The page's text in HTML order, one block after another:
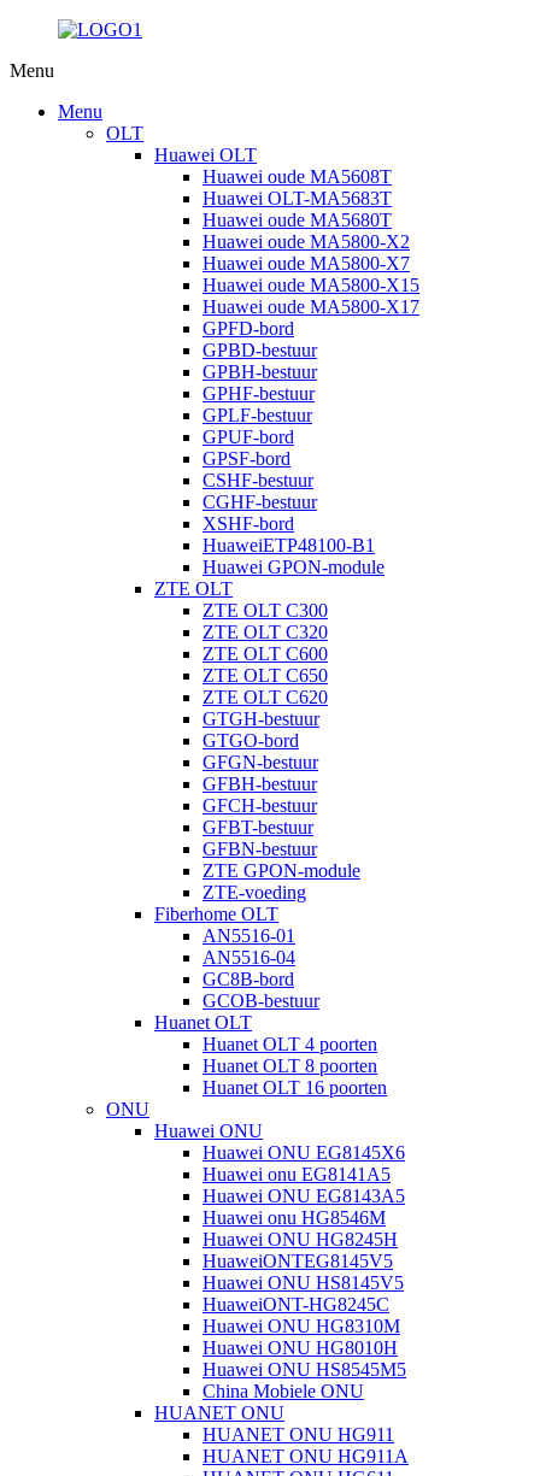
Menu
Menu
OLT
Huawei OLT
Huawei oude MA5608T
Huawei OLT-MA5683T
Huawei oude MA5680T
Huawei oude MA5800-X2
Huawei oude MA5800-X7
Huawei oude MA5800-X15
Huawei oude MA5800-X17
GPFD-bord
GPBD-bestuur
GPBH-bestuur
GPHF-bestuur
GPLF-bestuur
GPUF-bord
GPSF-bord
CSHF-bestuur
CGHF-bestuur
XSHF-bord
HuaweiETP48100-B1
Huawei GPON-module
ZTE OLT
ZTE OLT C300
ZTE OLT C320
ZTE OLT C600
ZTE OLT C650
ZTE OLT C620
GTGH-bestuur
GTGO-bord
GFGN-bestuur
GFBH-bestuur
GFCH-bestuur
GFBT-bestuur
GFBN-bestuur
ZTE GPON-module
ZTE-voeding
Fiberhome OLT
AN5516-01
AN5516-04
GC8B-bord
GCOB-bestuur
Huanet OLT
Huanet OLT 4 poorten
Huanet OLT 8 poorten
Huanet OLT 16 poorten
ONU
Huawei ONU
Huawei ONU EG8145X6
Huawei onu EG8141A5
Huawei ONU EG8143A5
Huawei onu HG8546M
Huawei ONU HG8245H
HuaweiONTEG8145V5
Huawei ONU HS8145V5
HuaweiONT-HG8245C
Huawei ONU HG8310M
Huawei ONU HG8010H
Huawei ONU HS8545M5
China Mobiele ONU
HUANET ONU
HUANET ONU HG911
HUANET ONU HG911A